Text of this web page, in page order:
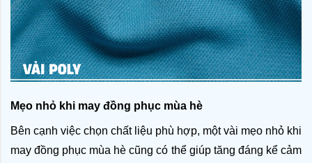
Mẹo nhỏ khi may đồng phục mùa hè
Bên cạnh việc chọn chất liệu phù hợp, một vài mẹo nhỏ khi
may đồng phục mùa hè cũng có thể giúp tăng đáng kể cảm